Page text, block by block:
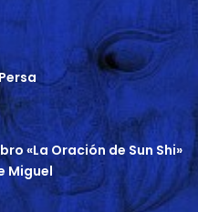
«La Oración de Sun Shi»
Miguel